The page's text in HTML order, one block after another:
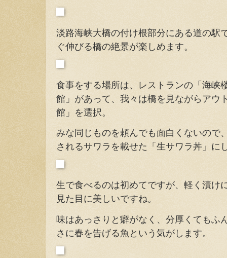
淡路海峡大橋の付け根部分にある道の駅
ぐ伸びる橋の絶景が楽しめます。
食事をする場所は、レストランの「海峡
館」があって、我々は橋を見ながらアウ
館」を選択。
みな同じものを頼んでも面白くないので
されるサワラを載せた「生サワラ丼」に
生で食べるのは初めてですが、軽く漬け
見た目に美しいですね。
味はあっさりと癖がなく、分厚くてもふ
さに春を告げる魚という気がします。